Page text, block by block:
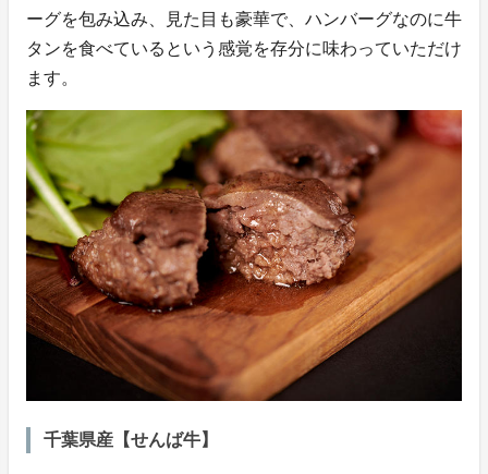
ーグを包み込み、見た目も豪華で、ハンバーグなのに牛
タンを食べているという感覚を存分に味わっていただけ
ます。
千葉県産【せんば牛】